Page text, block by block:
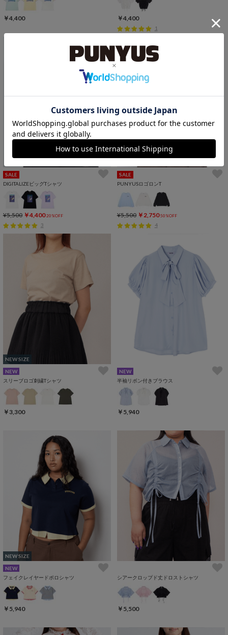
￥4,400 ￥4,400
1
SALE
DIGITALIZEビッグTシャツ
¥5,500 ￥4,400 20%OFF
3
SALE
PUNYUSロゴロンT
¥5,500 ￥2,750 50%OFF
4
NEW SIZE
NEW
スリーブロゴ刺繍Tシャツ
￥3,300
NEW
半袖リボン付きブラウス
￥5,940
NEW SIZE
NEW
フェイクレイヤードポロシャツ
￥5,940
シアークロップド丈ドロストシャツ
￥5,500